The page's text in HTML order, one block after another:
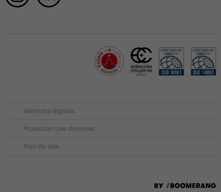
Mentions légales
Protection des données
Plan du site